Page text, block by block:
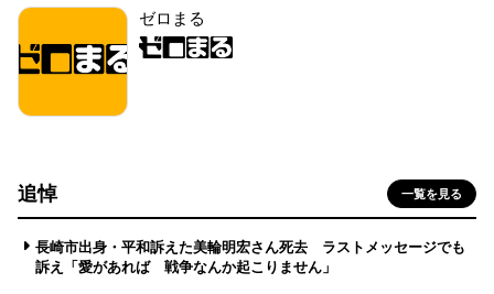
ゼロまる
追悼 一覧を見る
長崎市出身・平和訴えた美輪明宏さん死去 ラストメッセージでも
訴え「愛があれば 戦争なんか起こりません」